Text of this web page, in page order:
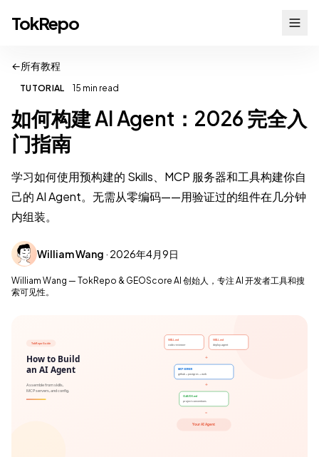
TokRepo
←所有教程
TUTORIAL 15 min read
如何构建 AI Agent：2026 完全入
门指南
学习如何使用预构建的 Skills、MCP 服务器和工具构建你自
己的 AI Agent。无需从零编码——用验证过的组件在几分钟
内组装。
William Wang · 2026年4月9日
William Wang — TokRepo & GEOScore AI 创始人，专注 AI 开发者工具和搜
索可见性。